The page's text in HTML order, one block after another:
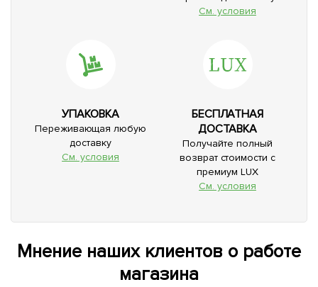
См. условия
УПАКОВКА
Переживающая любую
доставку
См. условия
БЕСПЛАТНАЯ
ДОСТАВКА
Получайте полный
возврат стоимости с
премиум LUX
См. условия
Мнение наших клиентов о работе
магазина